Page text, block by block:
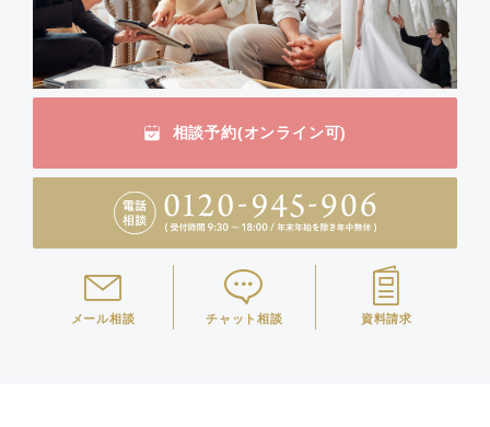
相談予約(オンライン可)
メール相談 チャット相談 資料請求